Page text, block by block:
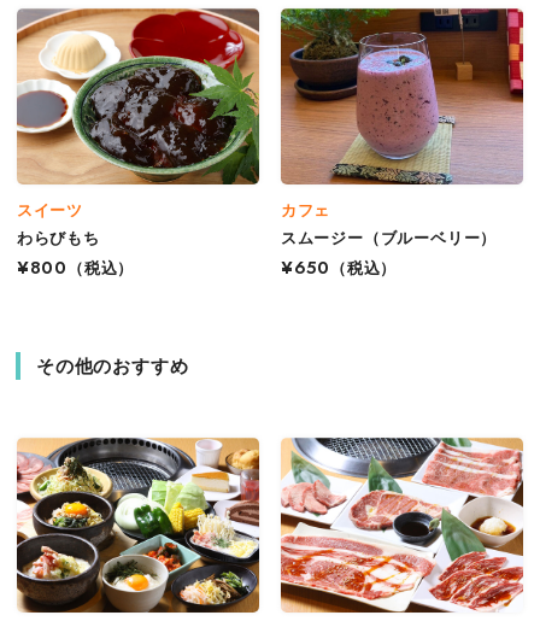
スイーツ
わらびもち
¥800
（税込）
カフェ
スムージー（ブルーベリー）
¥650
（税込）
その他のおすすめ